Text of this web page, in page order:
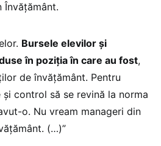
Învățământ.
Bursele elevilor și
în poziția în care au fost,
de învățământ. Pentru
control să se revină la norma
o. Nu vream manageri din
(…)”